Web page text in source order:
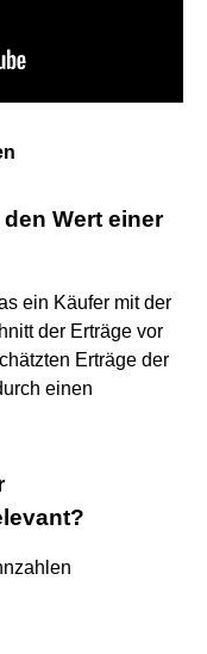
Wert einer
ein Käufer mit der
der Erträge vor
Erträge der
einen